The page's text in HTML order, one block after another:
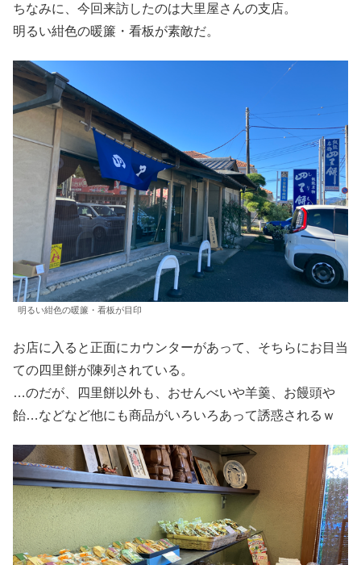
ちなみに、今回来訪したのは大里屋さんの支店。
明るい紺色の暖簾・看板が素敵だ。
明るい紺色の暖簾・看板が目印
お店に入ると正面にカウンターがあって、そちらにお目当
ての四里餅が陳列されている。
…のだが、四里餅以外も、おせんべいや羊羹、お饅頭や
飴…などなど他にも商品がいろいろあって誘惑されるｗ